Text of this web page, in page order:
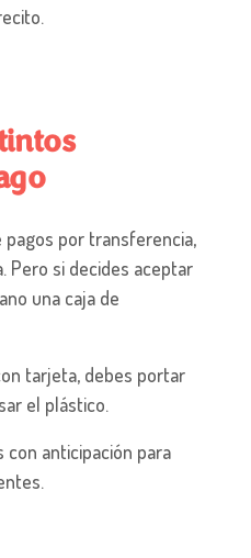
por transferencia,
Pero si decides aceptar
una caja de
tarjeta, debes portar
el plástico.
anticipación para